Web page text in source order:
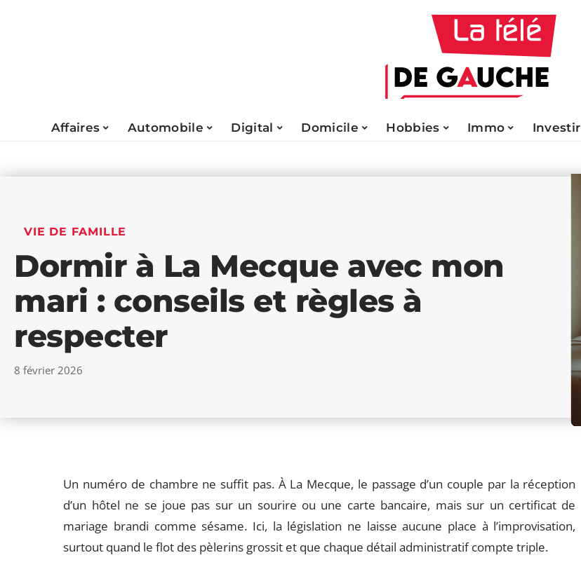
Affaires Automobile Digital Domicile Hobbies Immo Investir
VIE DE FAMILLE
Dormir à La Mecque avec mon
mari : conseils et règles à
respecter
8 février 2026
Un numéro de chambre ne suffit pas. À La Mecque, le passage d’un couple par la réception
d’un hôtel ne se joue pas sur un sourire ou une carte bancaire, mais sur un certificat de
mariage brandi comme sésame. Ici, la législation ne laisse aucune place à l’improvisation,
surtout quand le flot des pèlerins grossit et que chaque détail administratif compte triple.